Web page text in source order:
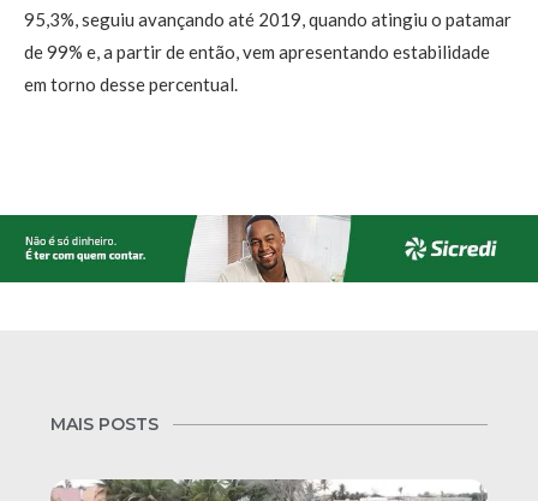
95,3%, seguiu avançando até 2019, quando atingiu o patamar
de 99% e, a partir de então, vem apresentando estabilidade
em torno desse percentual.
MAIS POSTS